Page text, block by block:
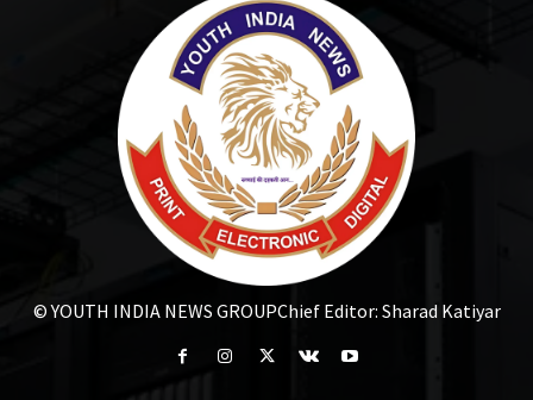
© YOUTH INDIA NEWS GROUPChief Editor: Sharad Katiyar